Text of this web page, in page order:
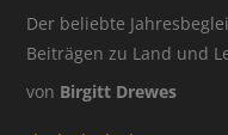
Der beliebte
Beiträgen zu Land und
von Birgitt Drewes